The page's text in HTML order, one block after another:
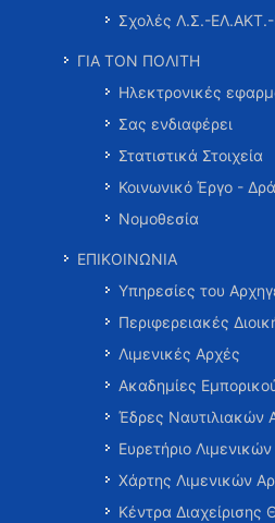
Σχολές Λ.Σ.-
ΓΙΑ ΤΟΝ ΠΟΛΙΤΗ
Ηλεκτρονικές
Σας ενδιαφέρει
Στατιστικά Στοιχεία
Κοινωνικό Έργο -
Νομοθεσία
ΕΠΙΚΟΙΝΩΝΙΑ
Υπηρεσίες του
Περιφερειακές
Λιμενικές Αρχές
Ακαδημίες
Έδρες Ναυτιλιακών
Ευρετήριο
Χάρτης Λιμενικών
Κέντρα Διαχείρισης